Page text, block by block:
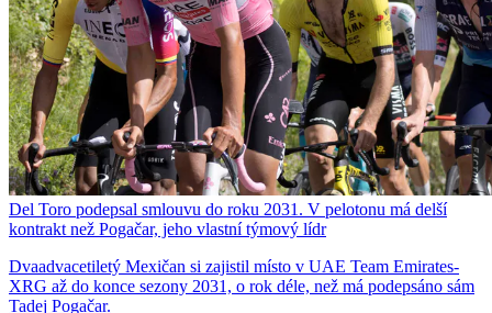
Del Toro podepsal smlouvu do roku 2031. V pelotonu má delší
kontrakt než Pogačar, jeho vlastní týmový lídr
Dvaadvacetiletý Mexičan si zajistil místo v UAE Team Emirates-
XRG až do konce sezony 2031, o rok déle, než má podepsáno sám
Tadej Pogačar.